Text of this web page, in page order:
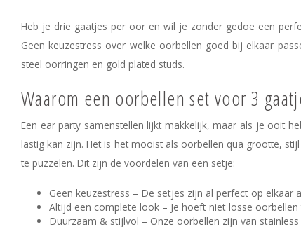
Heb je drie gaatjes per oor en wil je zonder gedoe een
Geen keuzestress over welke oorbellen goed bij elkaar
steel oorringen en gold plated studs.
Waarom een oorbellen set voor 3
Een ear party samenstellen lijkt makkelijk, maar als je ooit
lastig kan zijn. Het is het mooist als oorbellen qua grootte,
te puzzelen. Dit zijn de voordelen van een setje:
Geen keuzestress – De setjes zijn al perfect op elkaar
Altijd een complete look – Je hoeft niet losse oorbellen
Duurzaam & stijlvol – Onze oorbellen zijn van